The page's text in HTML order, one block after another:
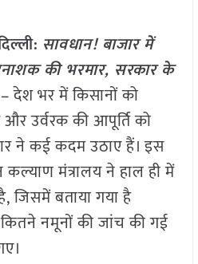
सावधान! बाजार में
की भरमार, सरकार के
देश भर में किसानों को
उर्वरक की आपूर्ति को
ने कई कदम उठाए हैं। इस
मंत्रालय ने हाल ही में
जिसमें बताया गया है
नमूनों की जांच की गई